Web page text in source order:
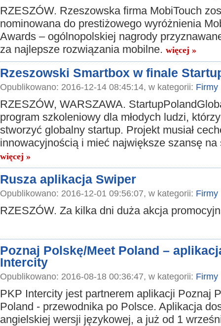
RZESZÓW. Rzeszowska firma MobiTouch
nominowana do prestiżowego wyróżnienia
Awards – ogólnopolskiej nagrody
za najlepsze rozwiązania mobilne. więcej »
Rzeszowski Smartbox w finale
Opublikowano: 2016-12-14 08:45:14, w kategorii: Firmy
RZESZÓW, WARSZAWA.
program szkoleniowy dla młodych ludzi,
stworzyć globalny startup. Projekt musiał
innowacyjnością i mieć największe szansę na
więcej »
Rusza aplikacja Swiper
Opublikowano: 2016-12-01 09:56:07, w kategorii: Firmy
RZESZÓW. Za kilka dni duża akcja
Poznaj Polskę/Meet Poland –
Intercity
Opublikowano: 2016-08-18 00:36:47, w kategorii: Firmy
PKP Intercity jest partnerem aplikacji Poznaj
Poland - przewodnika po Polsce. Aplikacja
angielskiej wersji językowej, a już od 1